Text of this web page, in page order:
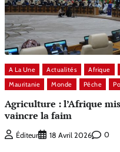
A La Une Actualités Afrique
Mauritanie
Monde Pêche
Agriculture : l’Afrique
vaincre la faim
Éditeur 18 Avril 2026 0